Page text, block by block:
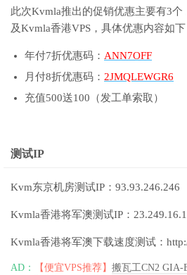
此次Kvmla推出的促销优惠主要有3个
及Kvmla香港VPS，具体优惠内容如下
年付7折优惠码： ANN7OFF
月付8折优惠码： 2JMQLEWGR6
充值500送100（发工单索取）
测试IP
Kvm东京机房测试IP：93.93.246.246
Kvmla香港将军澳测试IP：
Kvmla香港将军澳下载速度测试：
AD： 【便宜VPS推荐】 搬瓦工CN2 GIA-